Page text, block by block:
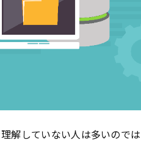
解していない人は多いのでは